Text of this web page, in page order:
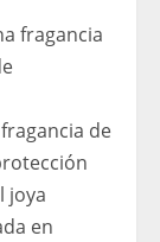
de
joya
en